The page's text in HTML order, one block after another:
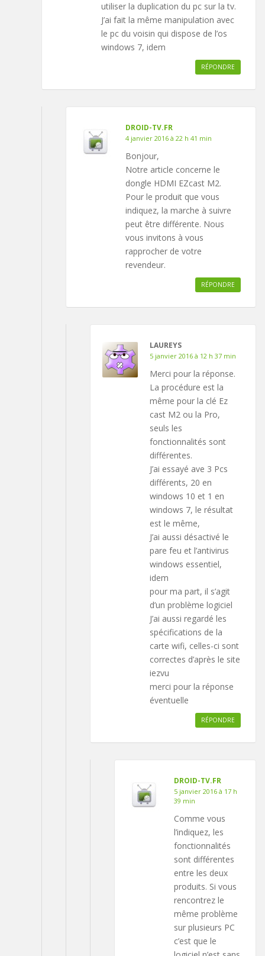
utiliser la duplication du pc sur la tv.
J’ai fait la même manipulation avec
le pc du voisin qui dispose de l’os
windows 7, idem
RÉPONDRE
DROID-TV.FR
4 janvier 2016 à 22 h 41 min
Bonjour,
Notre article concerne le
dongle HDMI EZcast M2.
Pour le produit que vous
indiquez, la marche à suivre
peut être différente. Nous
vous invitons à vous
rapprocher de votre
revendeur.
RÉPONDRE
LAUREYS
5 janvier 2016 à 12 h 37 min
Merci pour la réponse.
La procédure est la
même pour la clé Ez
cast M2 ou la Pro,
seuls les
fonctionnalités sont
différentes.
J’ai essayé ave 3 Pcs
différents, 20 en
windows 10 et 1 en
windows 7, le résultat
est le même,
J’ai aussi désactivé le
pare feu et l’antivirus
windows essentiel,
idem
pour ma part, il s’agit
d’un problème logiciel
J’ai aussi regardé les
spécifications de la
carte wifi, celles-ci sont
correctes d’après le site
iezvu
merci pour la réponse
éventuelle
RÉPONDRE
DROID-TV.FR
5 janvier 2016 à 17 h
39 min
Comme vous
l’indiquez, les
fonctionnalités
sont différentes
entre les deux
produits. Si vous
rencontrez le
même problème
sur plusieurs PC
c’est que le